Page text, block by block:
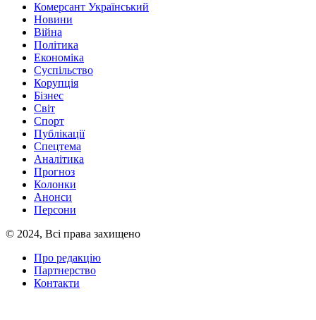
Комерсант Український
Новини
Війна
Політика
Економіка
Суспільство
Корупція
Бізнес
Світ
Спорт
Публікації
Спецтема
Аналітика
Прогноз
Колонки
Анонси
Персони
© 2024, Всі права захищено
Про редакцію
Партнерство
Контакти